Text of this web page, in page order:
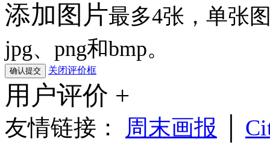
添加图片最多4张，单张
jpg、png和bmp。
关闭评价框
用户评价 +
友情链接： 周末画报